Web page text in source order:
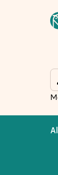
Op de
Wat is je